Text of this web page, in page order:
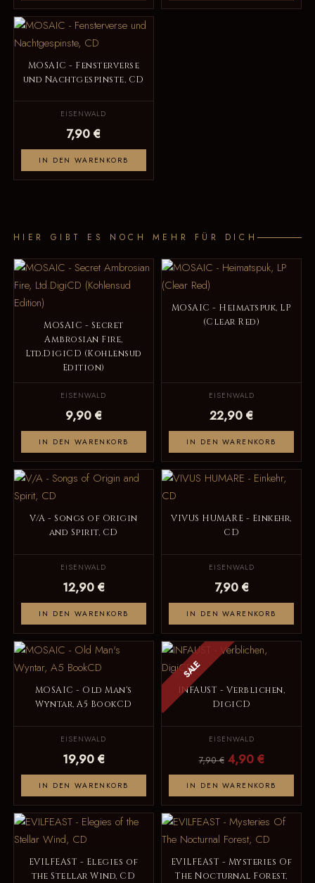
MOSAIC - Fensterverse
und Nachtgespinste, CD
EISENWALD
7,90 €
IN DEN WARENKORB
HIER GIBT ES NOCH MEHR FÜR DICH
MOSAIC - Secret
Ambrosian Fire,
Ltd.DigiCD (Kohlensud
Edition)
EISENWALD
9,90 €
IN DEN WARENKORB
MOSAIC - Heimatspuk, LP
(Clear Red)
EISENWALD
22,90 €
IN DEN WARENKORB
V/A - Songs of Origin
and Spirit, CD
EISENWALD
12,90 €
IN DEN WARENKORB
VIVUS HUMARE - Einkehr,
CD
EISENWALD
7,90 €
IN DEN WARENKORB
MOSAIC - Old Man's
Wyntar, A5 BookCD
EISENWALD
19,90 €
IN DEN WARENKORB
SALE
INFAUST - Verblichen,
DigiCD
EISENWALD
7,90 € 4,90 €
IN DEN WARENKORB
EVILFEAST - Elegies of
the Stellar Wind, CD
EVILFEAST - Mysteries Of
The Nocturnal Forest,